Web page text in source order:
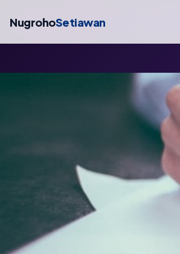
NugrohoSetiawan